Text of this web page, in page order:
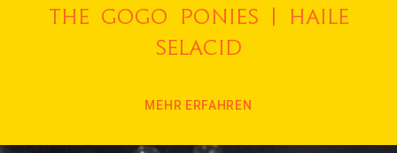
The Gogo Ponies | Haile
Selacid
MEHR ERFAHREN